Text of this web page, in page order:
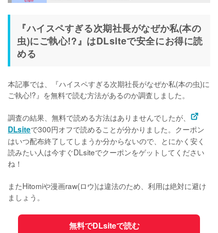
『ハイスペすぎる次期社長がなぜか私(本の
虫)にご執心!?』はDLsiteで安全にお得に読
める
本記事では、『ハイスペすぎる次期社長がなぜか私(本の虫)に
ご執心!?』を無料で読む方法があるのか調査しました。
調査の結果、無料で読める方法はありませんでしたが、
DLsiteで300円オフで読めることが分かりました。クーポン
はいつ配布終了してしまうか分からないので、とにかく安く
読みたい人は今すぐDLsiteでクーポンをゲットしてください
ね！
またHitomiや漫画raw(ロウ)は違法のため、利用は絶対に避け
ましょう。
無料でDLsiteで読む